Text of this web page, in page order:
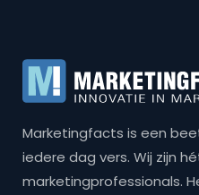
Marketingfacts is een
iedere dag vers. Wij zijn
marketingprofessionals.